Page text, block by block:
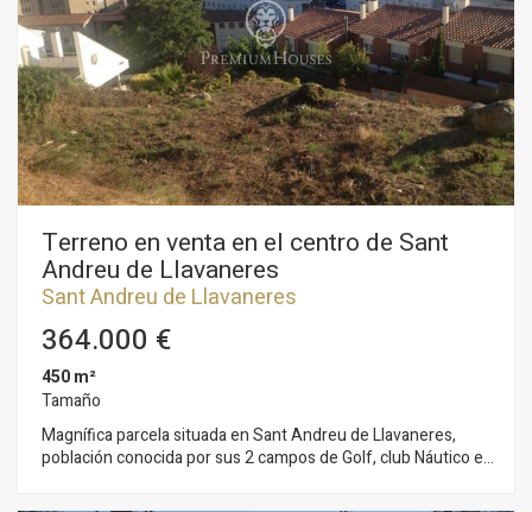
Terreno en venta en el centro de Sant
Andreu de Llavaneres
Sant Andreu de Llavaneres
364.000 €
450 m²
Tamaño
Magnífica parcela situada en Sant Andreu de Llavaneres,
población conocida por sus 2 campos de Golf, club Náutico el